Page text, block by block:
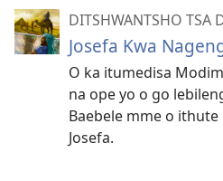
DITSHWANTSHO TSA
Josefa Kwa
O ka itumedisa
na ope yo o go
Baebele mme o
Josefa.